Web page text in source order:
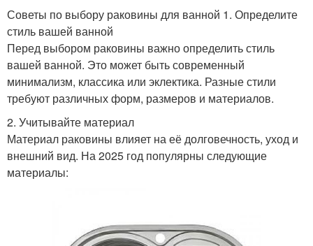
Советы по выбору раковины для ванной 1. Определите
стиль вашей ванной
Перед выбором раковины важно определить стиль
вашей ванной. Это может быть современный
минимализм, классика или эклектика. Разные стили
требуют различных форм, размеров и материалов.
2. Учитывайте материал
Материал раковины влияет на её долговечность, уход и
внешний вид. На 2025 год популярны следующие
материалы: